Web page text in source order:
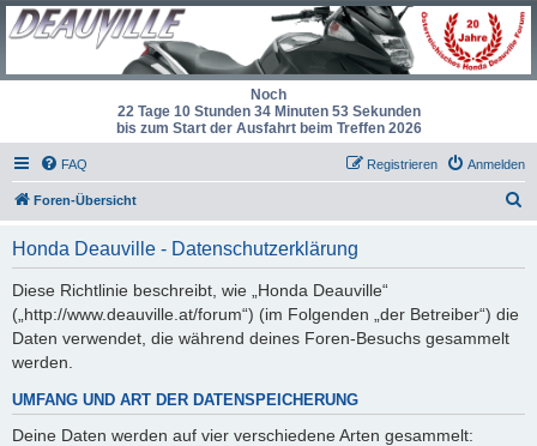
Noch
22 Tage 10 Stunden 34 Minuten 53 Sekunden
bis zum Start der Ausfahrt beim Treffen 2026
FAQ Anmelden
Registrieren
Foren-Übersicht
Honda Deauville - Datenschutzerklärung
Diese Richtlinie beschreibt, wie „Honda Deauville“
(„http://www.deauville.at/forum“) (im Folgenden „der Betreiber“) die
Daten verwendet, die während deines Foren-Besuchs gesammelt
werden.
UMFANG UND ART DER DATENSPEICHERUNG
Deine Daten werden auf vier verschiedene Arten gesammelt: